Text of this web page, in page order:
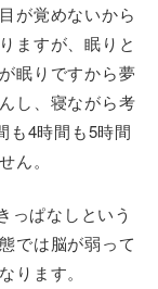
が覚めないから
ますが、眠りと
眠りですから夢
し、寝ながら考
も4時間も5時間
ん。
っぱなしという
では脳が弱って
ります。